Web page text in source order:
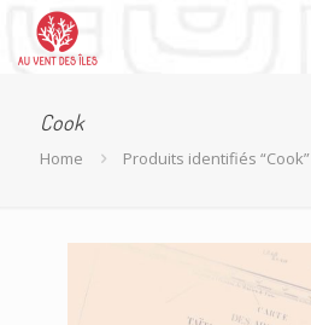
Cook
Home Produits identifiés “Cook”